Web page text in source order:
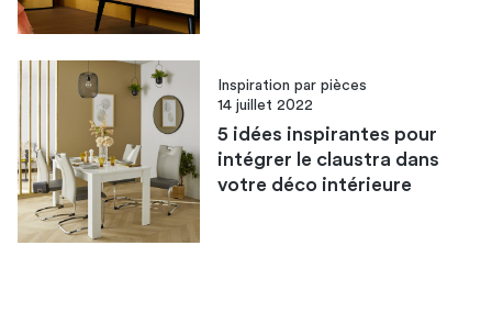
Inspiration par pièces
14 juillet 2022
5 idées inspirantes pour
intégrer le claustra dans
votre déco intérieure